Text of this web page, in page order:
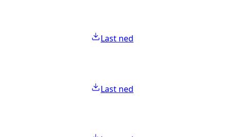
Last ned
Last ned